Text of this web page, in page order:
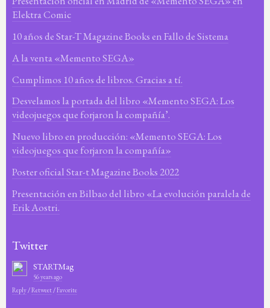
Elektra Comic
10 años de Star-T Magazine Books en Fallo de Sistema
A la venta «Memento SEGA»
Cumplimos 10 años de libros. Gracias a tí.
Desvelamos la portada del libro «Memento SEGA: Los
videojuegos que forjaron la compañía’.
Nuevo libro en producción: «Memento SEGA: Los
videojuegos que forjaron la compañía»
Poster oficial Star-t Magazine Books 2022
Presentación en Bilbao del libro «La evolución paralela de
Erik Aostri.
Twitter
STARTMag
56 years ago
Reply/Retweet/Favorite